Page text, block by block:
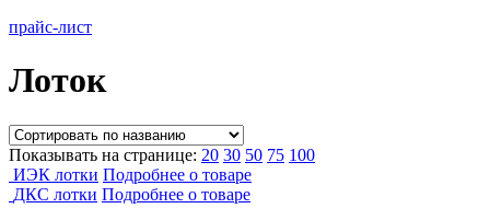
прайс-лист
Лоток
Показывать на странице: 20 30 50 75 100
ИЭК лотки Подробнее о товаре
ДКС лотки Подробнее о товаре